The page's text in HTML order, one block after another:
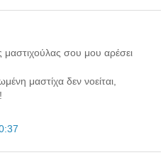
σου μου αρέσει
μαστίχα δεν νοείται,